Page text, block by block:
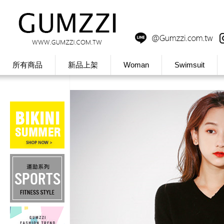
所有商品 新品上架 Woman Swimsuit